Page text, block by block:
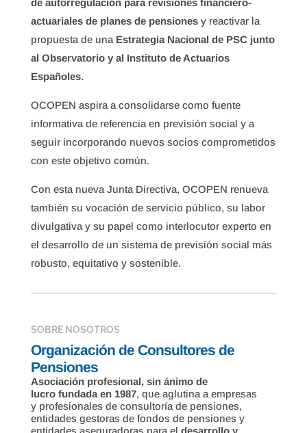
actuariales de planes de pensionesy reactivar la
propuesta de una Estrategia Nacional de PSC junto
al Observatorio y al Instituto de Actuarios
Españoles.
OCOPEN aspira a consolidarse como fuente
informativa de referencia en previsión social y a
seguir incorporando nuevos socios comprometidos
con este objetivo común.
Con esta nueva Junta Directiva, OCOPEN renueva
también su vocación de servicio público, su labor
divulgativa y su papel como interlocutor experto en
el desarrollo de un sistema de previsión social más
robusto, equitativo y sostenible.
SOBRE NOSOTROS
Organización de Consultores de
Pensiones
Asociación profesional, sin ánimo de
lucro fundada en 1987, que aglutina a empresas
y profesionales de consultoría de pensiones,
entidades gestoras de fondos de pensiones y
entidades aseguradoras para el desarrollo y